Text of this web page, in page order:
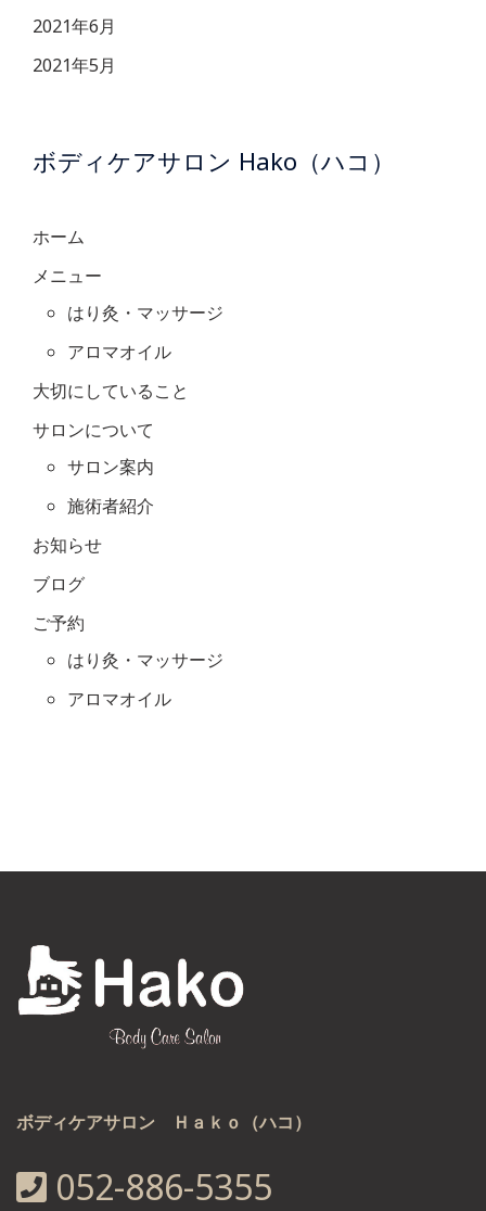
2021年6月
2021年5月
ボディケアサロン Hako（ハコ）
ホーム
メニュー
はり灸・マッサージ
アロマオイル
大切にしていること
サロンについて
サロン案内
施術者紹介
お知らせ
ブログ
ご予約
はり灸・マッサージ
アロマオイル
ボディケアサロン Ｈａｋｏ（ハコ）
052-886-5355